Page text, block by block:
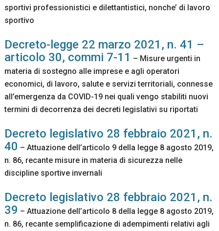
sportivi professionistici e dilettantistici, nonche’ di lavoro
sportivo
Decreto-legge 22 marzo 2021, n. 41 –
articolo 30, commi 7-11 – Misure urgenti in
materia di sostegno alle imprese e agli operatori
economici, di lavoro, salute e servizi territoriali, connesse
all’emergenza da COVID-19 nei quali vengo stabiliti nuovi
termini di decorrenza dei decreti legislativi su riportati
Decreto legislativo 28 febbraio 2021, n.
40 – Attuazione dell’articolo 9 della legge 8 agosto 2019,
n. 86, recante misure in materia di sicurezza nelle
discipline sportive invernali
Decreto legislativo 28 febbraio 2021, n.
39 – Attuazione dell’articolo 8 della legge 8 agosto 2019,
n. 86, recante semplificazione di adempimenti relativi agli